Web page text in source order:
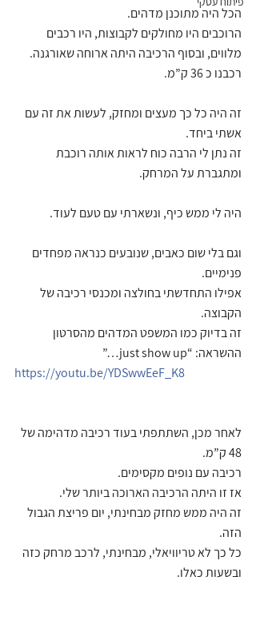
הכל היה מתוכנן מדהים.
הרוכבים היו מחולקים לקבוצות, היו רכבים
מלווים, ובסוף הרכיבה היתה ארוחה שאורגנה.
רכבנו כ 36 ק”מ.
זה היה כל כך מעצים ומחזק, לעשות את זה עם
אשתי ביחד.
זה נתן לי הרבה כוח לראות אותה רוכבת
ומתגברת על המרחק.
היה לי ממש כיף, ונשארתי עם טעם לעוד.
וגם בלי שום כאבים, שנובעים כנראה מפחדים
פנימיים.
אפילו התחדשתי בחולצה ומכנסי רכיבה של
הקבוצה.
זה בדיוק כמו המשפט המדהים מהסרטון
ההשראה: “just show up…”
https://youtu.be/YDSwwEeF_K8
לאחר מכן, השתתפתי בעוד רכיבה מדהימה של
48 ק”מ.
רכיבה עם נופים מקסימים.
אז זו היתה הרכיבה הארוכה ביותר שלי.
זה היה ממש מחזק מבחינתי, יום פריצת הגבול
הזה.
כל כך לא טריוויאלי, מבחינתי, לרכב מרחק כזה
ובשעות כאלו.